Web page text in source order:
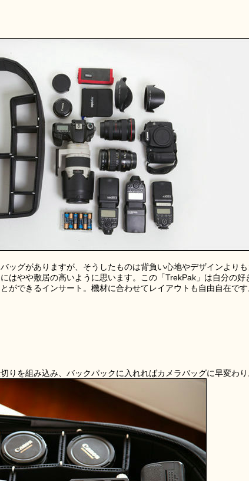
ッグがありますが、そうしたものは背負い心地やデザインより
はやや敷居の高いように思います。この「TrekPak」は自分の好
ができるインサート。機材に合わせてレイアウトも自由自在です
りを組み込み、バックパックに入れればカメラバッグに早変わり